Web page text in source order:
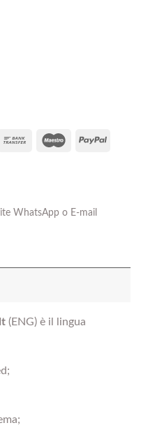
Bank
MaestroPayPal
WhatsApp o E-mail
(ENG) è il lingua